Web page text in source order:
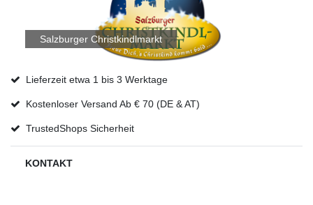
Salzburger Christkindlmarkt
Lieferzeit etwa 1 bis 3 Werktage
Kostenloser Versand Ab € 70 (DE & AT)
TrustedShops Sicherheit
KONTAKT